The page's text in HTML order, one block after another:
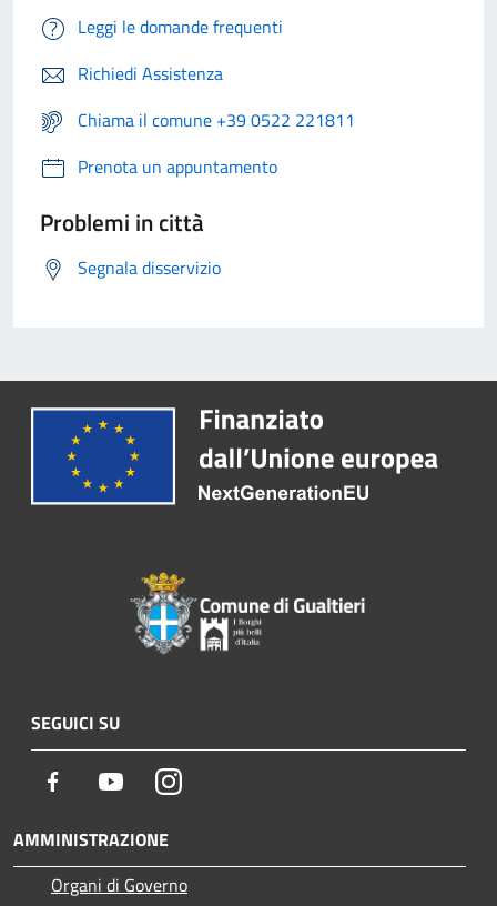
Leggi le domande frequenti
Richiedi Assistenza
Chiama il comune +39 0522 221811
Prenota un appuntamento
Problemi in città
Segnala disservizio
SEGUICI SU
Facebook YoutubeInstagram
AMMINISTRAZIONE
Organi di Governo